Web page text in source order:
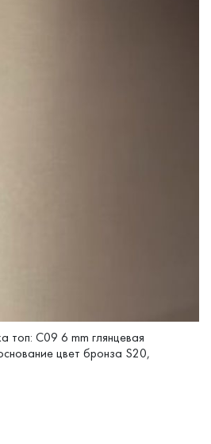
топ: C09 6 mm глянцевая
цвет бронза S20,